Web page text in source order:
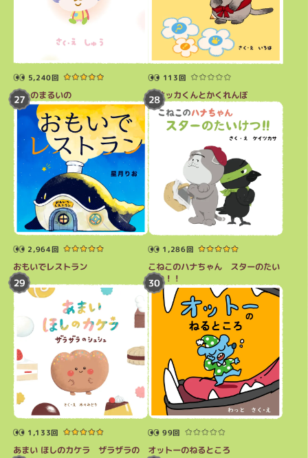
5,240回
むーのまるいの
113回
クオッカくんとかくれんぼ
2,964回
おもいでレストラン
1,286回
こねこのハナちゃん スターのたい
けつ！！
1,133回
あまい ほしのカケラ ザラザラの
99回
オットーのねるところ